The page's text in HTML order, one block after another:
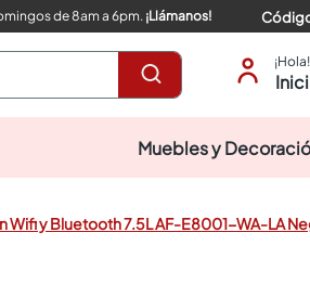
de 8am a 6pm. ¡Llámanos!
¡Hola!
Muebles y
Wifi y Bluetooth 7.5L AF-E8001-WA-LA